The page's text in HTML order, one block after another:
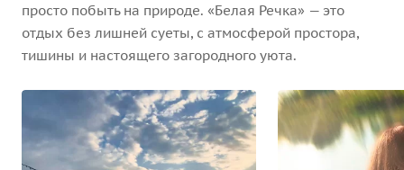
просто побыть на природе. «Белая Речка» — это
отдых без лишней суеты, с атмосферой простора,
тишины и настоящего загородного уюта.